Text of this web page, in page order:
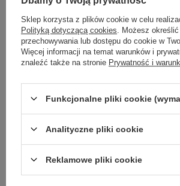
Czas rozpylania wynosi ok. 1
strzał" wystarcza na pokrycie
m³,
Nie należy kierować środka na
Rodzaj produktu
Pojemność
600 ml
Sklep korzysta z plików cookie w celu
Polityką dotyczącą cookies . Możesz
przechowywania lub dostępu do cookie w
Więcej informacji na temat warunków i
znaleźć także na stronie Prywatność i
Funkcjonalne pliki cookie
Analityczne pliki cookie
Reklamowe pliki cookie